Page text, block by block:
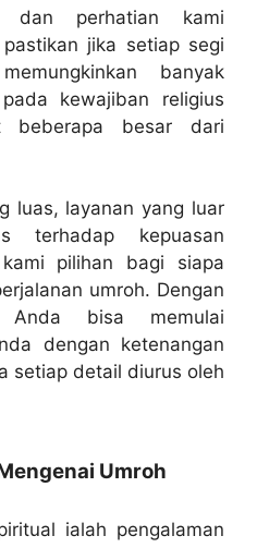
dan perhatian kami
jika setiap segi
banyak
kewajiban religius
beberapa besar dari
luas, layanan yang luar
terhadap kepuasan
pilihan bagi siapa
umroh. Dengan
Anda bisa memulai
dengan ketenangan
setiap detail diurus oleh
Umroh
ialah pengalaman